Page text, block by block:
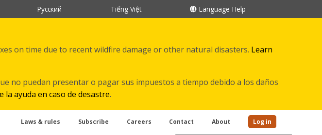
Русский Tiếng Việt Language Help
on time due to recent wildfire damage or other natural disasters. Learn
no puedan presentar o pagar sus impuestos a tiempo debido a los daños
la ayuda en caso de desastre.
Laws & rules Subscribe Careers Contact About Log in